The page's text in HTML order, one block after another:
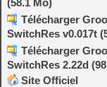
Télécharger
SwitchRes v0.017t
Télécharger
SwitchRes 2.22d
Site Officiel